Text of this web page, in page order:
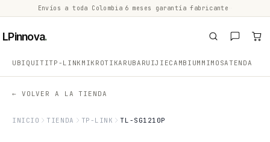
Envíos a toda Colombia 6 meses garantía fabricante
LPinnova.
UBIQUITITP-LINK MIKROTIKARUBA RUIJIECAMBIUM MIMOSATENDA
← VOLVER A LA TIENDA
INICIO TIENDA TP-LINK TL-SG1210P